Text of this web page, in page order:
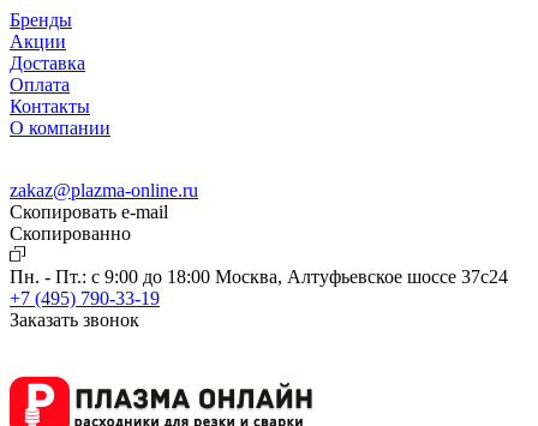
Бренды
Акции
Доставка
Оплата
Контакты
О компании
zakaz@plazma-online.ru
Скопировать e-mail
Cкопированно
Пн. - Пт.: с 9:00 до 18:00 Москва, Алтуфьевское шоссе 37с24
+7 (495) 790-33-19
Заказать звонок